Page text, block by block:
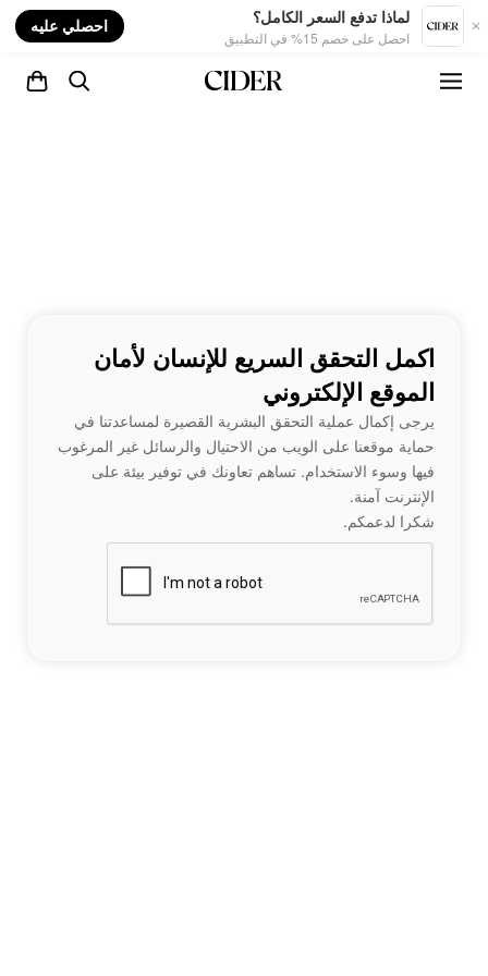
لماذا تدفع السعر الكامل؟
احصل على خصم 15% في التطبيق
احصلي عليه
اكمل التحقق السريع للإنسان لأمان
الموقع الإلكتروني
يرجى إكمال عملية التحقق البشرية القصيرة لمساعدتنا في
حماية موقعنا على الويب من الاحتيال والرسائل غير المرغوب
فيها وسوء الاستخدام. تساهم تعاونك في توفير بيئة على
الإنترنت آمنة.
شكرا لدعمكم.